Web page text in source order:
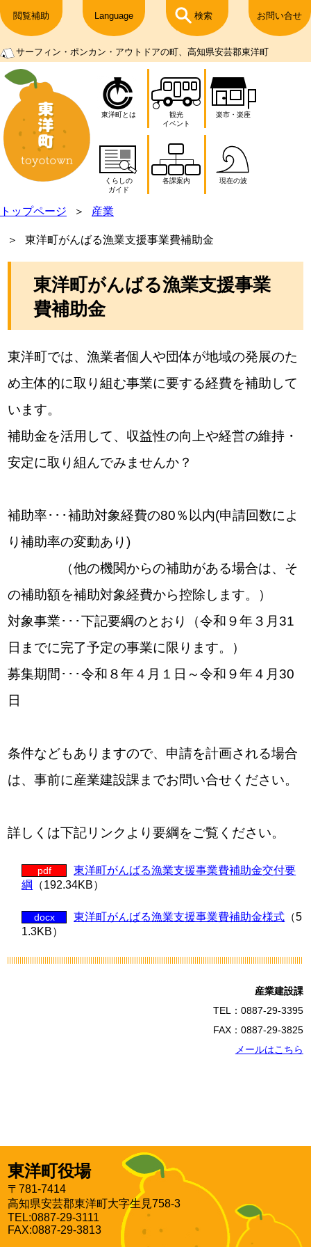
閲覧補助 Language 検索 お問い合せ
サーフィン・ポンカン・アウトドアの町、高知県安芸郡東洋町
東洋町とは
観光
イベント
楽市・楽座
くらしの
ガイド
各課案内 現在の波
トップページ 産業
東洋町がんばる漁業支援事業費補助金
東洋町がんばる漁業支援事業
費補助金
東洋町では、漁業者個人や団体が地域の発展のた
め主体的に取り組む事業に要する経費を補助して
います。
補助金を活用して、収益性の向上や経営の維持・
安定に取り組んでみませんか？
補助率･･･補助対象経費の80％以内(申請回数によ
り補助率の変動あり)
（他の機関からの補助がある場合は、そ
の補助額を補助対象経費から控除します。）
対象事業･･･下記要綱のとおり（令和９年３月31
日までに完了予定の事業に限ります。）
募集期間･･･令和８年４月１日～令和９年４月30
日
条件などもありますので、申請を計画される場合
は、事前に産業建設課までお問い合せください。
詳しくは下記リンクより要綱をご覧ください。
pdf
東洋町がんばる漁業支援事業費補助金交付要
綱
（192.34KB）
docx 東洋町がんばる漁業支援事業費補助金様式 （5
1.3KB）
産業建設課
TEL：0887-29-3395
FAX：0887-29-3825
メールはこちら
東洋町役場
〒781-7414
高知県安芸郡東洋町大字生見758-3
TEL:0887-29-3111
FAX:0887-29-3813